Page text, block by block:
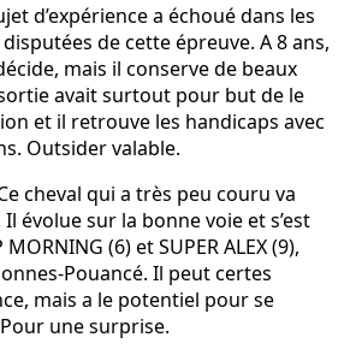
d’expérience a échoué dans les
de cette épreuve. A 8 ans,
mais il conserve de beaux
avait surtout pour but de le
et il retrouve les handicaps avec
Outsider valable.
Ce cheval qui a très peu couru va
évolue sur la bonne voie et s’est
(6) et SUPER ALEX (9),
Pouancé. Il peut certes
mais a le potentiel pour se
une surprise.